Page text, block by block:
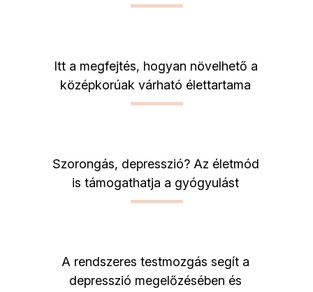
Itt a megfejtés, hogyan növelhető a
középkorúak várható élettartama
Szorongás, depresszió? Az életmód
is támogathatja a gyógyulást
A rendszeres testmozgás segít a
depresszió megelőzésében és